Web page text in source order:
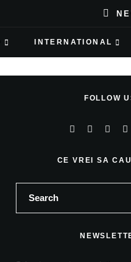
INTERNATIONAL
FOLLOW
CE VREI SA